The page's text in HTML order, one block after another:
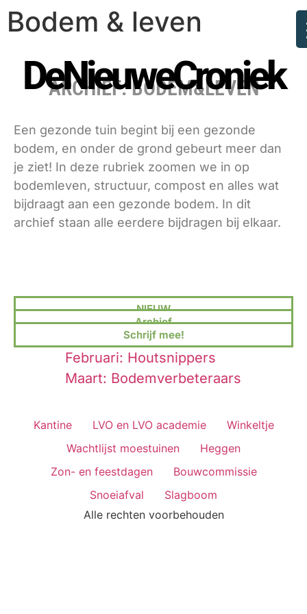
Bodem & leven
DeNieuweCroniek
ARCHIEF: BODEM&LEVEN
Een gezonde tuin begint bij een gezonde
bodem, en onder de grond gebeurt meer dan
je ziet! In deze rubriek zoomen we in op
bodemleven, structuur, compost en alles wat
bijdraagt aan een gezonde bodem. In dit
archief staan alle eerdere bijdragen bij elkaar.
NIEUW
Archief
Schrijf mee!
Februari: Houtsnippers
Maart: Bodemverbeteraars
Kantine LVO en LVO academie
Winkeltje
Wachtlijst moestuinen
Heggen
Zon- en feestdagen
Bouwcommissie
Snoeiafval
Slagboom
Alle rechten voorbehouden